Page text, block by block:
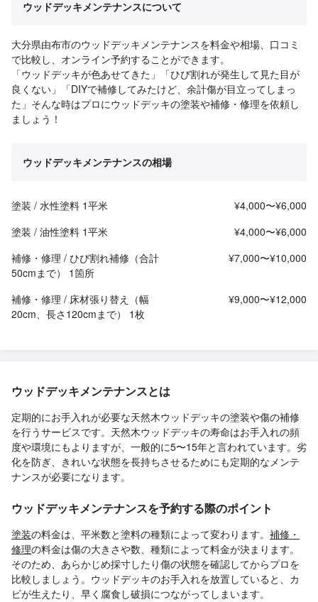
ウッドデッキメンテナンスについて
大分県由布市のウッドデッキメンテナンスを料金や相場、口コミ
で比較し、オンライン予約することができます。
「ウッドデッキが色あせてきた」「ひび割れが発生して見た目が
良くない」「DIYで補修してみたけど、余計傷が目立ってしまっ
た」そんな時はプロにウッドデッキの塗装や補修・修理を依頼し
ましょう！
ウッドデッキメンテナンスの相場
塗装 / 水性塗料 1平米
¥4,000〜¥6,000
塗装 / 油性塗料 1平米
¥4,000〜¥6,000
補修・修理 / ひび割れ補修（合計
50cmまで） 1箇所
¥7,000〜¥10,000
補修・修理 / 床材張り替え（幅
20cm、長さ120cmまで） 1枚
¥9,000〜¥12,000
ウッドデッキメンテナンスとは
定期的にお手入れが必要な天然木ウッドデッキの塗装や傷の補修
を行うサービスです。天然木ウッドデッキの寿命はお手入れの頻
度や環境にもよりますが、一般的に5〜15年と言われています。劣
化を防ぎ、きれいな状態を長持ちさせるためにも定期的なメンテ
ナンスが必要になります。
ウッドデッキメンテナンスを予約する際のポイント
塗装の料金は、平米数と塗料の種類によって変わります。 補修・
修理の料金は傷の大きさや数、種類によって料金が決まります。
そのため、あらかじめ採寸したり傷の状態を確認してからプロを
比較しましょう。ウッドデッキのお手入れを放置していると、カ
ビが生えたり、早く腐食し破損につながってしまいます。